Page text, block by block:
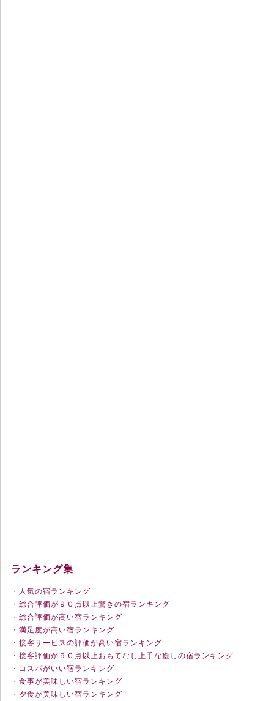
ランキング集
・人気の宿ランキング
・総合評価が９０点以上驚きの宿ランキング
・総合評価が高い宿ランキング
・満足度が高い宿ランキング
・接客サービスの評価が高い宿ランキング
・接客評価が９０点以上おもてなし上手な癒しの宿ランキング
・コスパがいい宿ランキング
・食事が美味しい宿ランキング
・夕食が美味しい宿ランキング